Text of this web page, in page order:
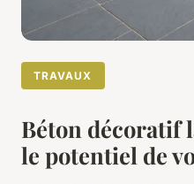
TRAVAUX
Béton décoratif
le potentiel de